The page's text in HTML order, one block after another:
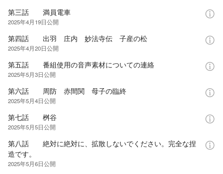
第三話 満員電車
2025年4月19日公開
第四話 出羽 庄内 妙法寺伝 子産の松
2025年4月20日公開
第五話 番組使用の音声素材についての連絡
2025年5月3日公開
第六話 周防 赤間関 母子の臨終
2025年5月4日公開
第七話 桝谷
2025年5月5日公開
第八話 絶対に絶対に、拡散しないでください。完全な捏
造です。
2025年5月6日公開